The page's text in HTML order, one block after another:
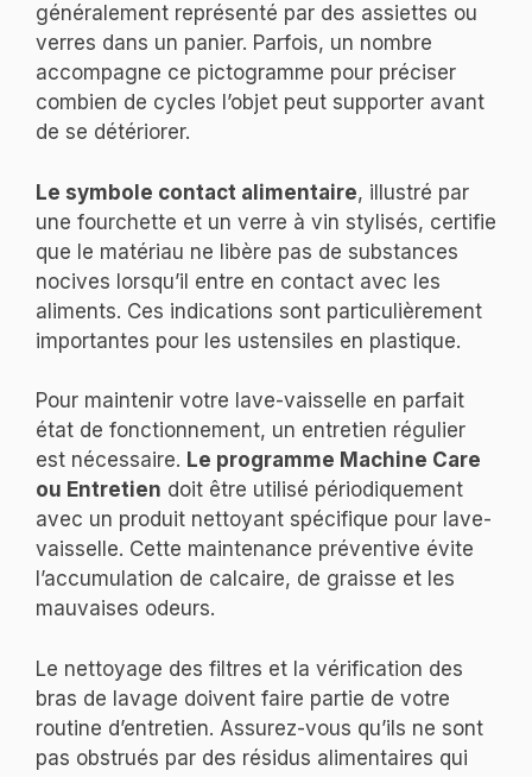
généralement représenté par des assiettes ou
verres dans un panier. Parfois, un nombre
accompagne ce pictogramme pour préciser
combien de cycles l’objet peut supporter avant
de se détériorer.
Le symbole contact alimentaire, illustré par
une fourchette et un verre à vin stylisés, certifie
que le matériau ne libère pas de substances
nocives lorsqu’il entre en contact avec les
aliments. Ces indications sont particulièrement
importantes pour les ustensiles en plastique.
Pour maintenir votre lave-vaisselle en parfait
état de fonctionnement, un entretien régulier
est nécessaire. Le programme Machine Care
ou Entretien doit être utilisé périodiquement
avec un produit nettoyant spécifique pour lave-
vaisselle. Cette maintenance préventive évite
l’accumulation de calcaire, de graisse et les
mauvaises odeurs.
Le nettoyage des filtres et la vérification des
bras de lavage doivent faire partie de votre
routine d’entretien. Assurez-vous qu’ils ne sont
pas obstrués par des résidus alimentaires qui